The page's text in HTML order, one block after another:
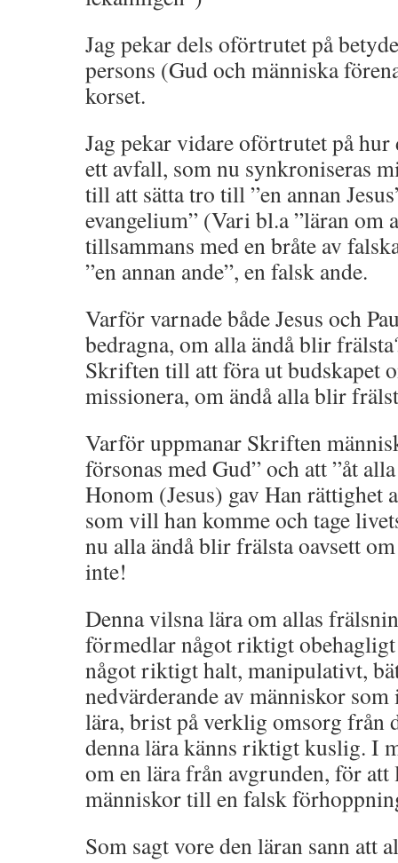
Jag pekar dels oförtrutet på
persons (Gud och människa
korset.
Jag pekar vidare oförtrutet på
ett avfall, som nu synkroniseras
till att sätta tro till ”en annan
evangelium” (Vari bl.a ”läran om
tillsammans med en bråte av
”en annan ande”, en falsk ande.
Varför varnade både Jesus och
bedragna, om alla ändå blir
Skriften till att föra ut budskapet
missionera, om ändå alla blir
Varför uppmanar Skriften
försonas med Gud” och att ”åt
Honom (Jesus) gav Han rättighet
som vill han komme och tage
nu alla ändå blir frälsta oavsett
inte!
Denna vilsna lära om allas
förmedlar något riktigt
något riktigt halt, manipulativt,
nedvärderande av människor som
lära, brist på verklig omsorg från
denna lära känns riktigt kuslig. I
om en lära från avgrunden, för att
människor till en falsk
Som sagt vore den läran sann att